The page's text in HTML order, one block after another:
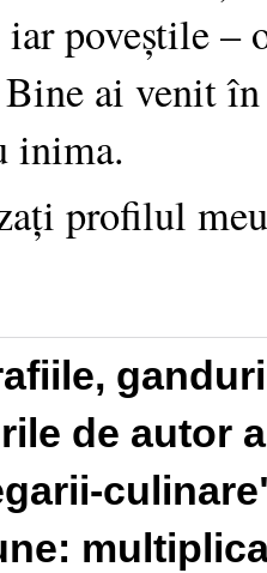
poveștile –
ai venit
inima.
profilul
de autor